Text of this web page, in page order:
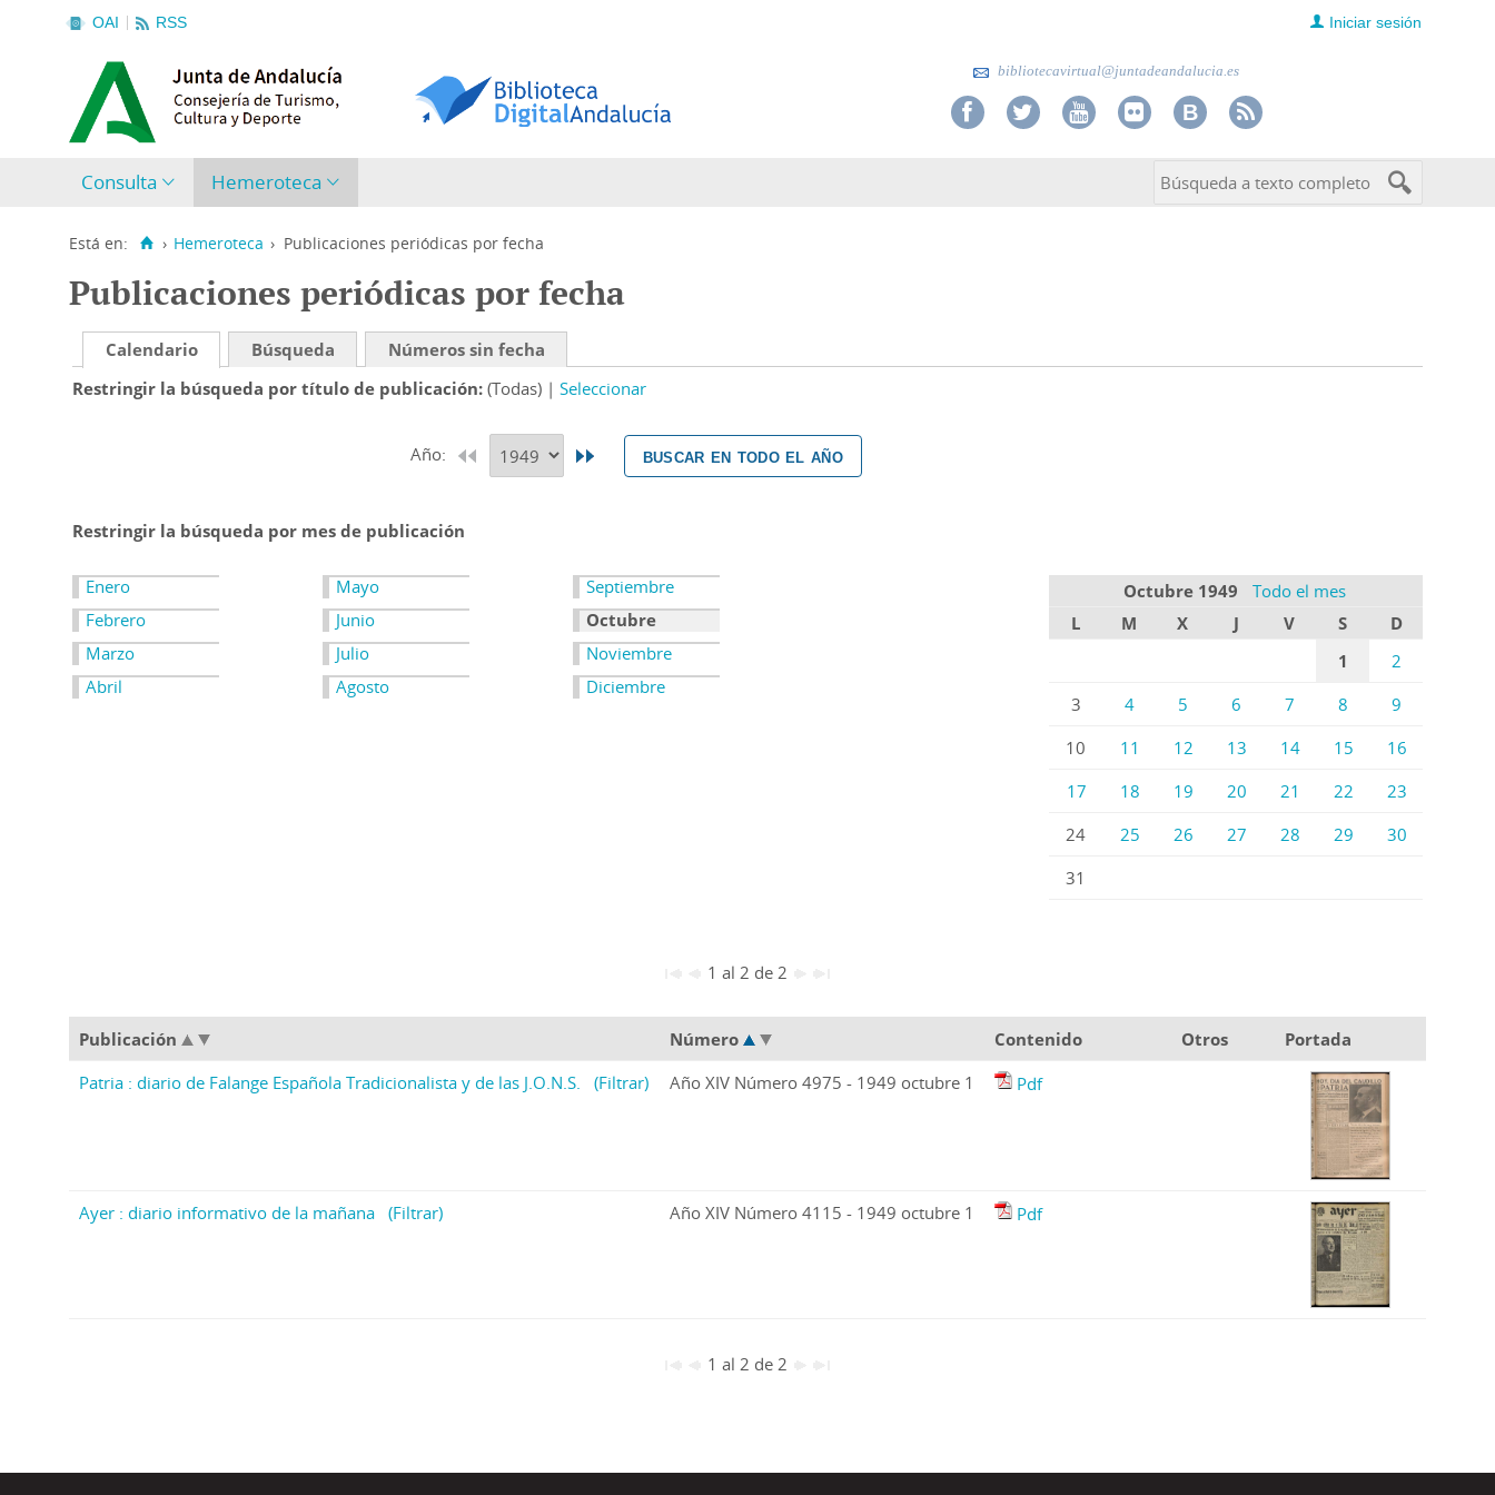
OAI RSS Iniciar sesión
bibliotecavirtual@juntadeandalucia.es
Consulta Hemeroteca
Está en: › Hemeroteca › Publicaciones periódicas por fecha
Publicaciones periódicas por fecha
Calendario Búsqueda
Números sin fecha
Restringir la búsqueda por título de publicación (Todas) Seleccionar
Año: buscar en todo el año
Restringir la búsqueda por mes de publicación
Enero
Febrero
Marzo
Abril
Mayo
Junio
Julio
Agosto
Septiembre
Octubre
Noviembre
Diciembre
Octubre 1949
Todo el mes
L
M X J V S
D
1
2
3
4 5 6 7 8
9
10
11 12 13 14 15
16
17
18 19 20 21 22
23
24
25 26 27 28 29
30
31
1 al 2 de 2
Publicación Número Contenido Otros
Portada
Patria : diario de Falange Española Tradicionalista y de las J.O.N.S.
(Filtrar) Año XIV Número 4975 - 1949 octubre 1 Pdf
Ayer : diario informativo de la mañana (Filtrar) Año XIV Número 4115 - 1949 octubre 1 Pdf
1 al 2 de 2